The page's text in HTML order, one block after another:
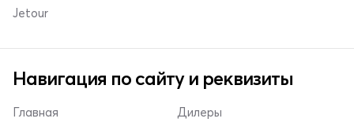
Jetour
Навигация по сайту и реквизиты
Главная Дилеры